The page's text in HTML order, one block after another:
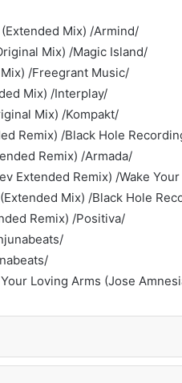
(Extended Mix) /Armind/
Mix) /Magic Island/
/Freegrant Music/
Mix) /Interplay/
Mix) /Kompakt/
Remix) /Black Hole
Remix) /Armada/
Extended Remix) /Wake
Mix) /Black Hole
Remix) /Positiva/
Loving Arms (Jose